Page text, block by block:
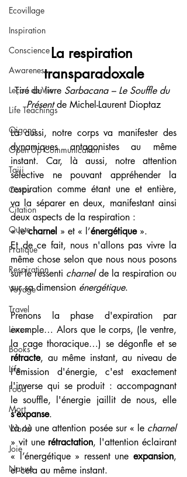
Ecovillage
Inspiration
Conscience
Awareness
Leçon de Vie
Life Teachings
Qigong
Open Up Communication
Taiji
Corps
Citation
Quote
Pratique
Respiration
Voyage
Travel
Livres
Books
Life
Food
Mort
World
Joie
Nature
La respiration
transparadoxale
Tiré du livre Sarbacana – Le Souffle du
Présent de Michel-Laurent Dioptaz
Là aussi, notre corps va manifester des
dynamiques antagonistes au même
instant. Car, là aussi, notre attention
sélective ne pouvant appréhender la
respiration comme étant une et entière,
va la séparer en deux, manifestant ainsi
deux aspects de la respiration :
« le charnel » et « l’énergétique ».
Et de ce fait, nous n'allons pas vivre la
même chose selon que nous nous posons
sur le ressenti charnel de la respiration ou
sur sa dimension énergétique.
Prenons la phase d'expiration par
exemple… Alors que le corps, (le ventre,
rétracte, au même instant, au niveau de
l'émission d'énergie, c'est exactement
l'inverse qui se produit : accompagnant
s’expanse.
Là où une attention posée sur « le charnel
» vit une rétractation, l'attention éclairant
« l’énergétique » ressent une expansion,
et cela au même instant.